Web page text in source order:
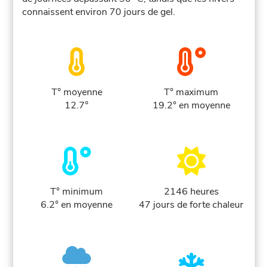
connaissent environ 70 jours de gel.
T° moyenne
12.7°
T° maximum
19.2° en moyenne
T° minimum
6.2° en moyenne
2146 heures
47 jours de forte chaleur